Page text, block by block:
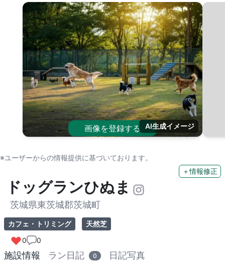
画像を登録する AI生成イメージ
※ユーザーからの情報提供に基づいております。
＋情報修正
ドッグランひぬま
茨城県東茨城郡茨城町
カフェ・トリミング
天然芝
0
0
施設情報 ラン日記 0 日記写真